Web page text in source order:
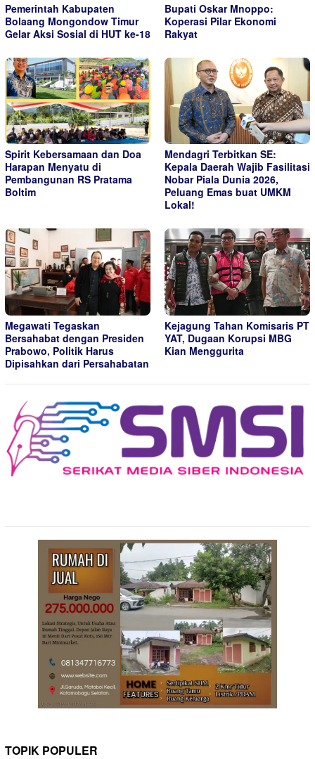
Pemerintah Kabupaten
Bolaang Mongondow Timur
Gelar Aksi Sosial di HUT ke-18
Bupati Oskar Mnoppo:
Koperasi Pilar Ekonomi
Rakyat
Spirit Kebersamaan dan Doa
Harapan Menyatu di
Pembangunan RS Pratama
Boltim
Mendagri Terbitkan SE:
Kepala Daerah Wajib Fasilitasi
Nobar Piala Dunia 2026,
Peluang Emas buat UMKM
Lokal!
Megawati Tegaskan
Bersahabat dengan Presiden
Prabowo, Politik Harus
Dipisahkan dari Persahabatan
Kejagung Tahan Komisaris PT
YAT, Dugaan Korupsi MBG
Kian Menggurita
TOPIK POPULER